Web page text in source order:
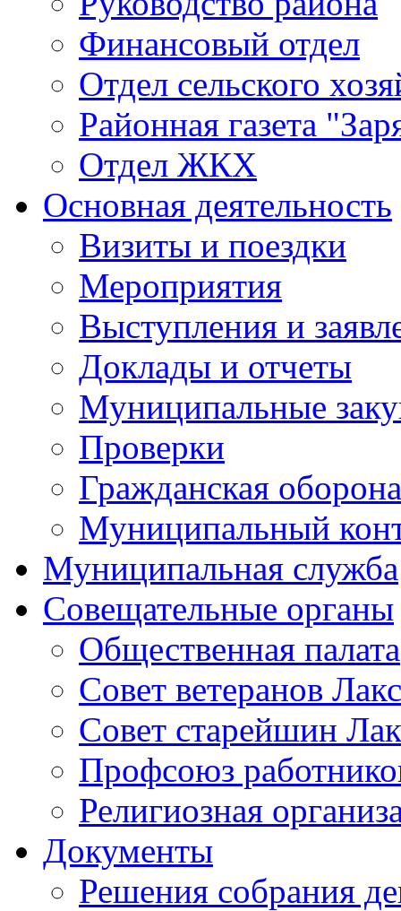
Финансовый отдел
Отдел сельского
Районная газета
Отдел ЖКХ
Основная деятельность
Визиты и поездки
Мероприятия
Выступления и
Доклады и отчеты
Муниципальные
Проверки
Гражданская
Муниципальный
Муниципальная служба
Совещательные органы
Общественная палата
Совет ветеранов
Совет старейшин
Профсоюз
Религиозная
Документы
Решения собрания